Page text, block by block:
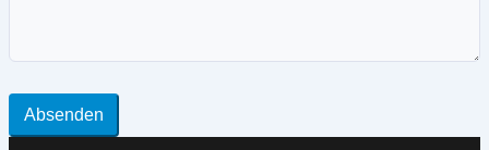
Absenden